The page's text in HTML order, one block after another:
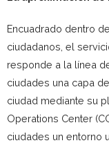
Encuadrado dentro
ciudadanos, el
responde a la línea
ciudades una capa
ciudad mediante su
Operations Center
ciudades un entorno